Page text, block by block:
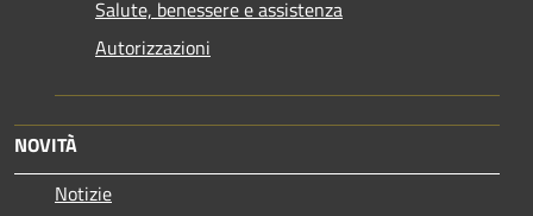
Salute, benessere e assistenza
Autorizzazioni
NOVITÀ
Notizie